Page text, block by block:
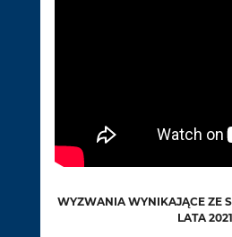
WYZWANIA WYNIKAJĄCE ZE
LATA